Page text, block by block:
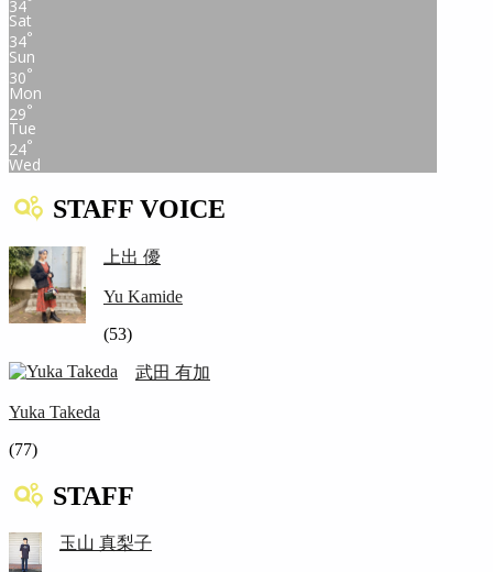
34
Sat
34°
Sun
30°
Mon
29°
Tue
24°
Wed
STAFF VOICE
上出 優
Yu Kamide
(53)
武田 有加
Yuka Takeda
(77)
STAFF
玉山 真梨子